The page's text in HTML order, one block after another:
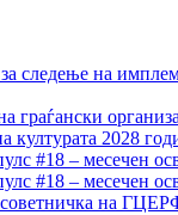
следење на
граѓански
културата 2028
#18 – месечен
#18 – месечен
на